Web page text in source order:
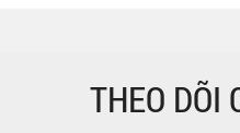
THEO DÕI